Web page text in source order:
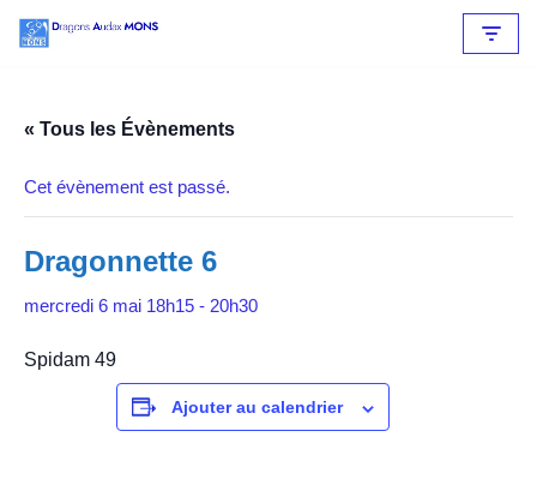
contenu
« Tous les Évènements
Cet évènement est passé.
Dragonnette 6
mercredi 6 mai 18h15 - 20h30
Spidam 49
Ajouter au calendrier